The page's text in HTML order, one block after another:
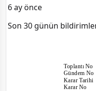
6 ay önce
Son 30 günün
ToplantıNo
Gündem No
Karar Tarihi
Karar No